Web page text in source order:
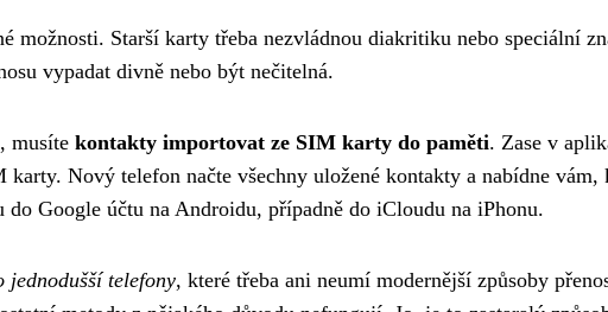
možnosti. Starší karty třeba nezvládnou diakritiku nebo speciální
vypadat divně nebo být nečitelná.
musíte kontakty importovat ze SIM karty do paměti. Zase v
Nový telefon načte všechny uložené kontakty a nabídne vám,
Google účtu na Androidu, případně do iCloudu na iPhonu.
jednodušší telefony, které třeba ani neumí modernější způsoby